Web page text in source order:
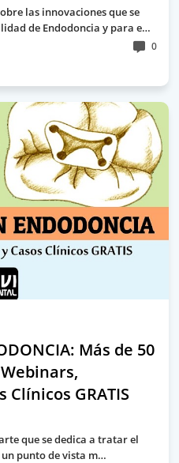
las innovaciones que se
de Endodoncia y para e…
0
Más de 50
Clínicos GRATIS
que se dedica a tratar el
punto de vista m…